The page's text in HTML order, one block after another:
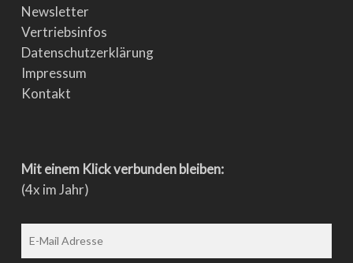
Newsletter
Vertriebsinfos
Datenschutzerklärung
Impressum
Kontakt
Mit einem Klick verbunden bleiben:
(4x im Jahr)